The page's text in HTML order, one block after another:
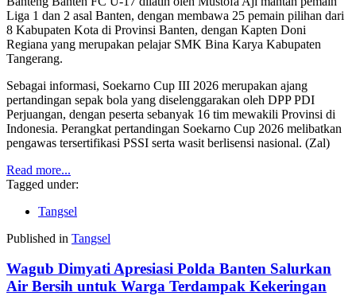
Liga 1 dan 2 asal Banten, dengan membawa 25 pemain pilihan dari
8 Kabupaten Kota di Provinsi Banten, dengan Kapten Doni
Regiana yang merupakan pelajar SMK Bina Karya Kabupaten
Tangerang.
Sebagai informasi, Soekarno Cup III 2026 merupakan ajang
pertandingan sepak bola yang diselenggarakan oleh DPP PDI
Perjuangan, dengan peserta sebanyak 16 tim mewakili Provinsi di
Indonesia. Perangkat pertandingan Soekarno Cup 2026 melibatkan
pengawas tersertifikasi PSSI serta wasit berlisensi nasional. (Zal)
Read more...
Tagged under:
Tangsel
Published in Tangsel
Wagub Dimyati Apresiasi Polda Banten Salurkan
Air Bersih untuk Warga Terdampak Kekeringan